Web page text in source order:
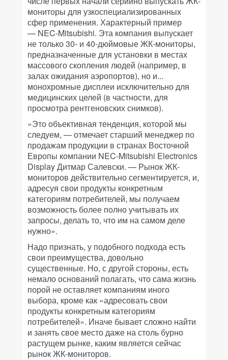
мониторы для узкоспециализированных
сфер применения. Характерный пример
— NEC-Mitsubishi. Эта компания выпускает
не только 30- и 40-дюймовые ЖК-мониторы,
предназначенные для установки в местах
массового скопления людей (например, в
залах ожидания аэропортов), но и...
монохромные дисплеи исключительно для
медицинских целей (в частности, для
просмотра рентгеновских снимков).
«Это объективная тенденция, которой мы
следуем, — отмечает старший менеджер по
продажам продукции в странах Восточной
Европы компании NEC-Mitsubishi Electronics
Display Дитмар Салевски. — Рынок ЖК-
мониторов действительно сегментируется, и,
адресуя свои продукты конкретным
категориям потребителей, мы получаем
возможность более полно учитывать их
запросы, делать то, что им на самом деле
нужно».
Надо признать, у подобного подхода есть
свои преимущества, довольно
существенные. Но, с другой стороны, есть
немало оснований полагать, что сама жизнь
порой не оставляет компаниям иного
выбора, кроме как «адресовать свои
продукты конкретным категориям
потребителей». Иначе бывает сложно найти
и занять свое место даже на столь бурно
растущем рынке, каким является сейчас
рынок ЖК-мониторов.